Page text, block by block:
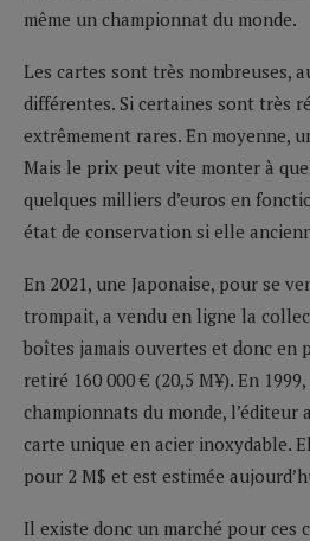
même un championnat du monde.
Les cartes sont très nombreuses,
différentes. Si certaines sont très
extrêmement rares. En moyenne,
Mais le prix peut vite monter à
quelques milliers d’euros en
état de conservation si elle
En 2021, une Japonaise, pour se
trompait, a vendu en ligne la
boîtes jamais ouvertes et donc en
retiré 160 000 € (20,5 M¥). En
championnats du monde, l’éditeur
carte unique en acier inoxydable.
pour 2 M$ et est estimée
Il existe donc un marché pour ces